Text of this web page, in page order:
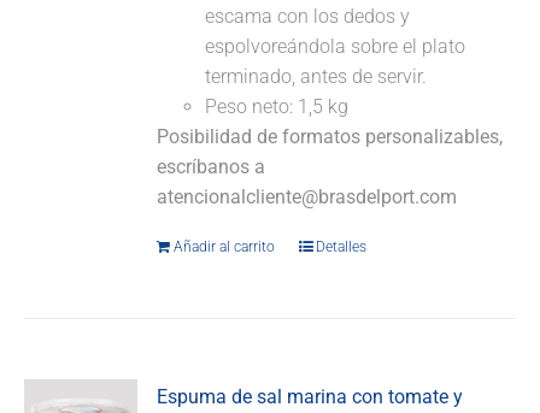
escama con los dedos y
espolvoreándola sobre el plato
terminado, antes de servir.
Peso neto: 1,5 kg
Posibilidad de formatos personalizables,
escríbanos a
atencionalcliente@brasdelport.com
Añadir al carrito Detalles
Espuma de sal marina con tomate y